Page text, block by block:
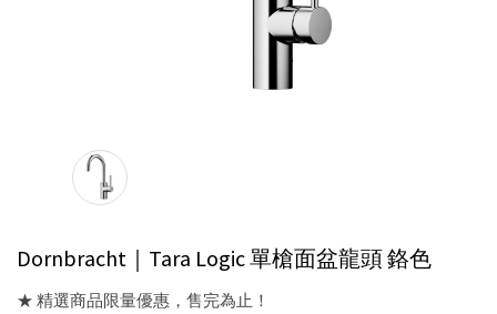
Dornbracht｜Tara Logic 單槍面盆龍頭鉻色
★ 精選商品限量優惠，售完為止！